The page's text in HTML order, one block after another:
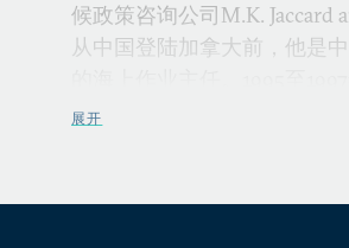
候政策咨询公司M.K. Jaccard
从中国登陆加拿大前，他是
目经理。
源与环境可持续发展有深入
展开